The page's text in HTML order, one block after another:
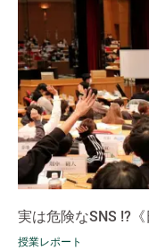
実は危険なSNS !?《
授業レポート